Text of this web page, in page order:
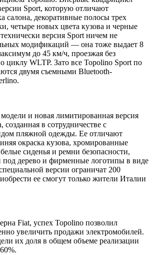
Sport, которую отличают
салона, декоративные полосы трех
четыре новых цвета кузова и черные
версия Sport ничем не
модификаций — она тоже выдает 8
до 45 км/ч, проезжая без
циклу WLTP. Зато все Topolino Sport по
двумя съемными Bluetooth-
и новая лимитированная версия
в сотрудничестве с
пляжной одежды. Ее отличают
окраска кузова, хромированные
сиденья и ремни безопасности,
под дерево и фирменные логотипы в виде
версии ограничат 200
ее смогут только жители Италии
Fiat, успех Topolino позволил
увеличить продажи электромобилей.
их доля в общем объеме реализации